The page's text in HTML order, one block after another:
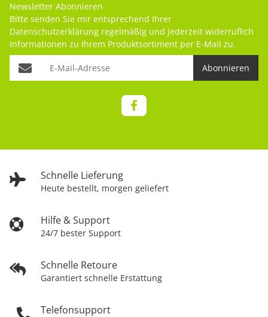
Schnelle Lieferung
Heute bestellt, morgen geliefert
Hilfe & Support
24/7 bester Support
Schnelle Retoure
Garantiert schnelle Erstattung
Telefonsupport
Newsletter Abonnieren
Bitte senden Sie mir entsprechend Ihrer
Datenschutzerklärung regelmäßig und jederzeit widerruflich
Informationen zu Ihrem Produktsortiment per E-Mail zu.
Abonnieren